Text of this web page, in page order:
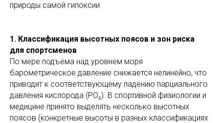
природы самой гипоксии.
1. Классификация высотных поясов и зон риска
для спортсменов
По мере подъёма над уровнем моря
барометрическое давление снижается нелинейно, что
приводит к соответствующему падению парциального
давления кислорода (PO₂). В спортивной физиологии и
медицине принято выделять несколько высотных
поясов (конкретные высоты в разных классификациях